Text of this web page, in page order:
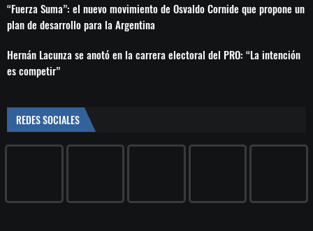
“Fuerza Suma”: el nuevo movimiento de Osvaldo Cornide que propone un
plan de desarrollo para la Argentina
Hernán Lacunza se anotó en la carrera electoral del PRO: “La intención
es competir”
REDES SOCIALES